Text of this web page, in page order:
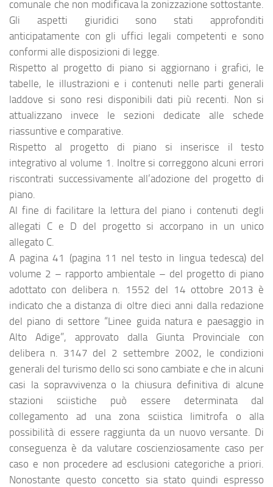
comunale che non modificava la zonizzazione sottostante.
Gli aspetti giuridici sono stati approfonditi
anticipatamente con gli uffici legali competenti e sono
conformi alle disposizioni di legge.
Rispetto al progetto di piano si aggiornano i grafici, le
tabelle, le illustrazioni e i contenuti nelle parti generali
laddove si sono resi disponibili dati più recenti. Non si
attualizzano invece le sezioni dedicate alle schede
riassuntive e comparative.
Rispetto al progetto di piano si inserisce il testo
integrativo al volume 1. Inoltre si correggono alcuni errori
riscontrati successivamente all’adozione del progetto di
piano.
Al fine di facilitare la lettura del piano i contenuti degli
allegati C e D del progetto si accorpano in un unico
allegato C.
A pagina 41 (pagina 11 nel testo in lingua tedesca) del
volume 2 – rapporto ambientale – del progetto di piano
adottato con delibera n. 1552 del 14 ottobre 2013 è
indicato che a distanza di oltre dieci anni dalla redazione
del piano di settore “Linee guida natura e paesaggio in
Alto Adige”, approvato dalla Giunta Provinciale con
delibera n. 3147 del 2 settembre 2002, le condizioni
generali del turismo dello sci sono cambiate e che in alcuni
casi la sopravvivenza o la chiusura definitiva di alcune
stazioni sciistiche può essere determinata dal
collegamento ad una zona sciistica limitrofa o alla
possibilità di essere raggiunta da un nuovo versante. Di
conseguenza è da valutare coscienziosamente caso per
caso e non procedere ad esclusioni categoriche a priori.
Nonostante questo concetto sia stato quindi espresso